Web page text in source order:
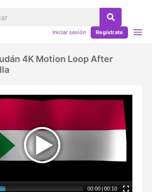
Iniciar sesión Regístrate
4K Motion Loop After
00:00 | 00:10